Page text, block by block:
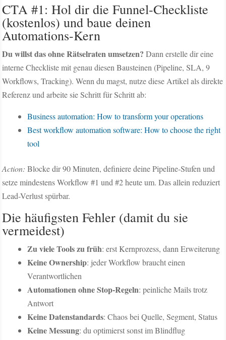
CTA #1: Hol dir die Funnel-Checkliste
(kostenlos) und baue deinen
Automations-Kern
Du willst das ohne Rätselraten umsetzen? Dann erstelle dir eine
interne Checkliste mit genau diesen Bausteinen (Pipeline, SLA, 9
Workflows, Tracking). Wenn du magst, nutze diese Artikel als direkte
Referenz und arbeite sie Schritt für Schritt ab:
Business automation: How to transform your operations
Best workflow automation software: How to choose the right
tool
Action: Blocke dir 90 Minuten, definiere deine Pipeline-Stufen und
setze mindestens Workflow #1 und #2 heute um. Das allein reduziert
Lead-Verlust spürbar.
Die häufigsten Fehler (damit du sie
vermeidest)
Zu viele Tools zu früh: erst Kernprozess, dann Erweiterung
Keine Ownership: jeder Workflow braucht einen
Verantwortlichen
Automationen ohne Stop-Regeln: peinliche Mails trotz
Antwort
Keine Datenstandards: Chaos bei Quelle, Segment, Status
Keine Messung: du optimierst sonst im Blindflug